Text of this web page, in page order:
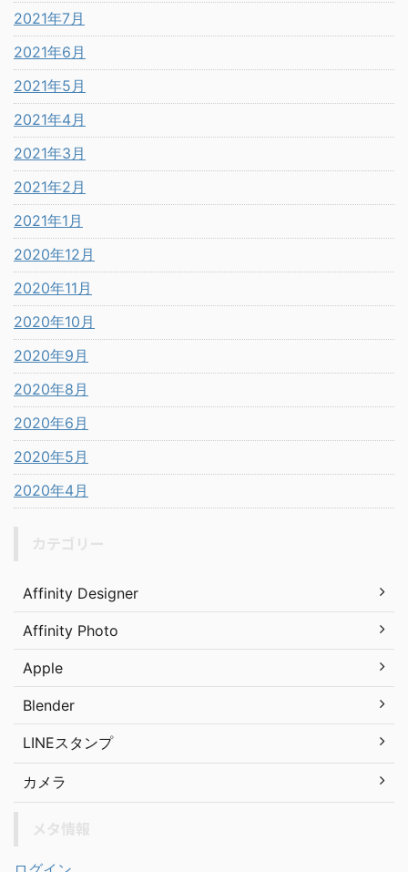
2021年7月
2021年6月
2021年5月
2021年4月
2021年3月
2021年2月
2021年1月
2020年12月
2020年11月
2020年10月
2020年9月
2020年8月
2020年6月
2020年5月
2020年4月
Affinity Designer
Affinity Photo
Apple
Blender
LINEスタンプ
カメラ